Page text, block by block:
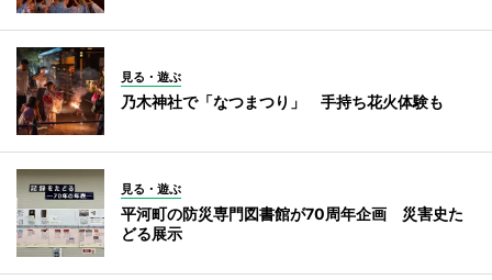
見る・遊ぶ
乃木神社で「なつまつり」 手持ち花火体験も
見る・遊ぶ
平河町の防災専門図書館が70周年企画 災害史た
どる展示